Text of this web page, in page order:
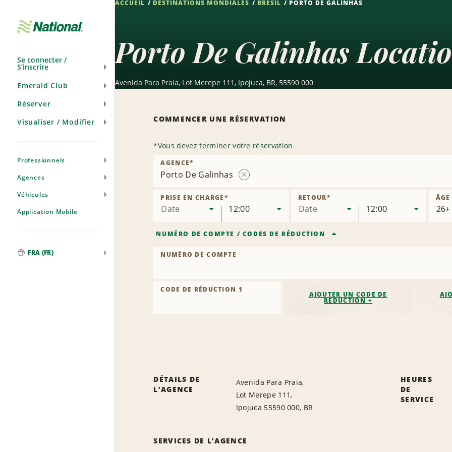
navigation
Se connecter /
S’inscrire
Emerald Club
Réserver
Visualiser / Modifier
Professionnels
Agences
Véhicules
Application Mobile
FRA (FR)
ACCUEIL DESTINATIONS MONDIALES BRÉSIL PORTO DE GALINHAS
Porto De Galinhas
Avenida Para Praia, Lot Merepe 111, Ipojuca, BR, 55590 000
COMMENCER UNE RÉSERVATION
*Vous devez terminer votre réservation
Porto De Galinhas
AGENCE*
Date
PRISE EN CHARGE*
12:00 Date
RETOUR*
12:00
NUMÉRO DE COMPTE / CODES DE RÉDUCTION
NUMÉRO DE COMPTE
CODE DE RÉDUCTION 1
AJOUTER UN CODE DE
RÉDUCTION +
DÉTAILS DE
L’AGENCE
Avenida Para Praia,
Lot Merepe 111,
Ipojuca 55590 000, BR
SERVICES DE L’AGENCE
HEURES
DE
SERVICE